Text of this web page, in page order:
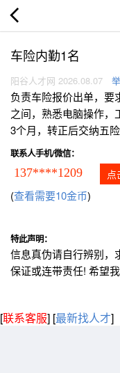
车险内勤1名
阳谷人才网 2026.08.07
负责车险报价出单，要
之间，熟悉电脑操作，
3个月，转正后交纳五险
联系人手机/微信：
137****1209 点
(查看需要10金币)
特此声明：
信息真伪请自行辨别，
保证或连带责任! 希望
[联系客服] [最新找人才]